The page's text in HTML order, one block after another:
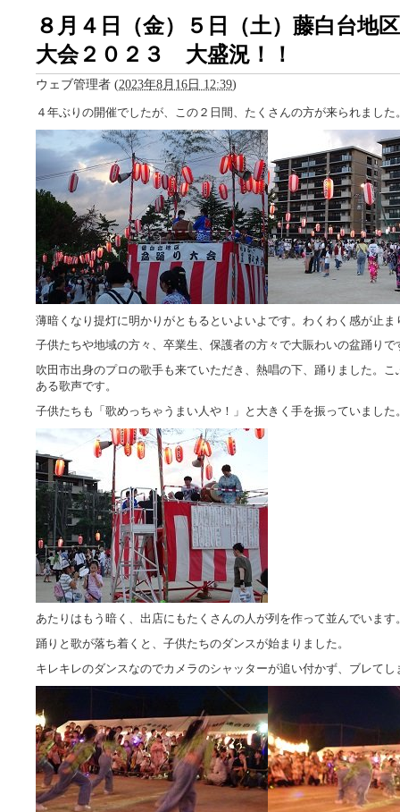
８月４日（金）５日（土）藤白台地
大会２０２３ 大盛況！！
ウェブ管理者 (2023年8月16日 12:39)
４年ぶりの開催でしたが、この２日間、たくさんの方が来られました
薄暗くなり提灯に明かりがともるといよいよです。わくわく感が止ま
子供たちや地域の方々、卒業生、保護者の方々で大賑わいの盆踊りで
吹田市出身のプロの歌手も来ていただき、熱唱の下、踊りました。
ある歌声です。
子供たちも「歌めっちゃうまい人や！」と大きく手を振っていました
あたりはもう暗く、出店にもたくさんの人が列を作って並んでいます
踊りと歌が落ち着くと、子供たちのダンスが始まりました。
キレキレのダンスなのでカメラのシャッターが追い付かず、ブレて